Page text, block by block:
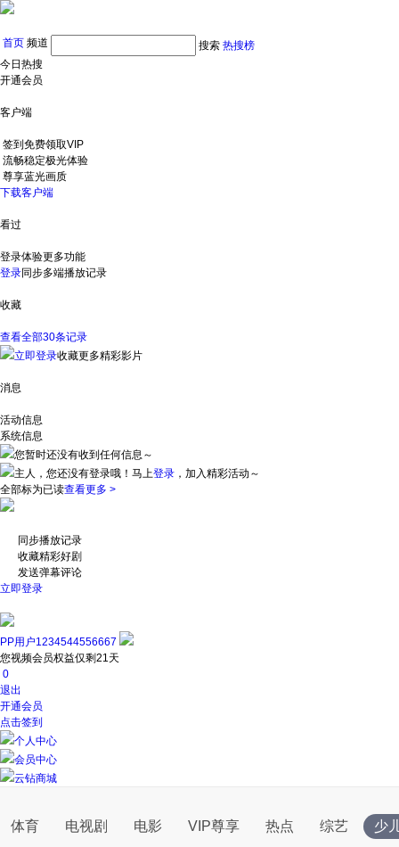
首页 频道 搜索 热搜榜
今日热搜
开通会员
客户端
签到免费领取VIP
流畅稳定极光体验
尊享蓝光画质
下载客户端
看过
登录体验更多功能
登录同步多端播放记录
收藏
查看全部30条记录
立即登录收藏更多精彩影片
消息
活动信息
系统信息
您暂时还没有收到任何信息～
主人，您还没有登录哦！ 马上登录 ，加入精彩活动～
全部标为已读查看更多 >
同步播放记录
收藏精彩好剧
发送弹幕评论
立即登录
PP用户1234544556667
您视频会员权益仅剩21天
0
退出
开通会员
点击签到
个人中心
会员中心
云钻商城
体育 电视剧 电影 VIP尊享 热点 综艺
少